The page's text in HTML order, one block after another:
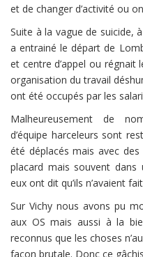
et de changer d’activité ou
Suite à la vague de suicide,
a entrainé le départ de
et centre d’appel ou
organisation du travail
ont été occupés par les
Malheureusement de
d’équipe harceleurs sont
été déplacés mais avec
placard mais souvent dans
eux ont dit qu’ils n’avaient
Sur Vichy nous avons pu
aux OS mais aussi à la
reconnus que les choses
façon brutale. Donc ce